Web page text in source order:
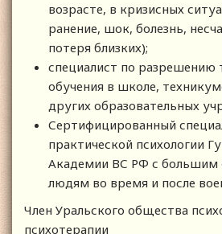
возрасте, в кризисных
ранение, шок, болезнь,
потеря близких);
специалист по разрешению
обучения в школе,
других образовательных
Сертифицированный
практической психологии
Академии ВС РФ с
людям во время и после
Член Уральского общества
психотерапии